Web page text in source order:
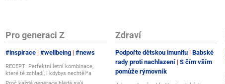
Pro generaci Z
#inspirace #wellbeing #news
RECEPT: Perfektní letní kombinace,
které tě zchladí, i kdybys nechtěl*a
Zdraví
Podpořte dětskou imunitu Babské
rady proti nachlazení S čím vším
pomůže rýmovník